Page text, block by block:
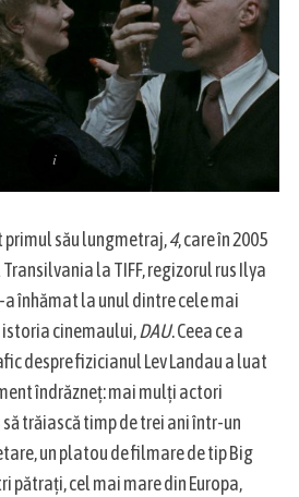
primul său lungmetraj,4, care în 2005
la TIFF, regizorul rus Ilya
a înhămat la unul dintre cele mai
cinemaului,DAU. Ceea ce a
despre fizicianul Lev Landau a luat
îndrăzneț: mai mulți actori
trăiască timp de trei ani într-un
un platou de filmare de tip Big
pătrați, cel mai mare din Europa,